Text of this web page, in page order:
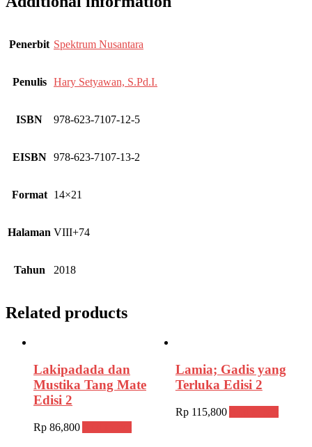
Penerbit Spektrum Nusantara
Penulis Hary Setyawan, S.Pd.I.
ISBN 978-623-7107-12-5
EISBN 978-623-7107-13-2
Format 14×21
Halaman VIII+74
Tahun 2018
Related products
Lakipadada dan
Mustika Tang Mate
Edisi 2
Rp 86,800
Lamia; Gadis yang
Terluka Edisi 2
Rp115,800